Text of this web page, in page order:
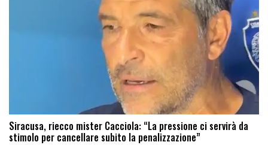
Siracusa, riecco mister Cacciola: “La pressione ci servirà da
stimolo per cancellare subito la penalizzazione”